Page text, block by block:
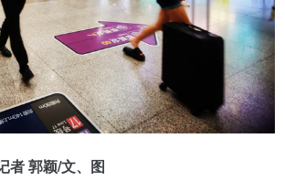
者 郭颖/文、图